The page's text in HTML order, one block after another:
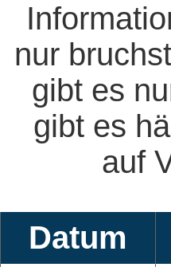
nur
gibt es
gibt es
auf
Datum